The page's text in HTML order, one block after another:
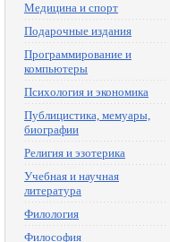
Медицина и спорт
Подарочные издания
Программирование и
компьютеры
Психология и экономика
Публицистика, мемуары,
биографии
Религия и эзотерика
Учебная и научная
литература
Филология
Философия